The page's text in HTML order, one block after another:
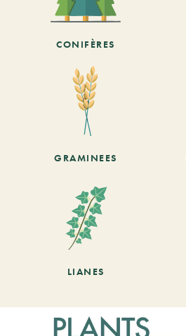
CONIFÈRES
GRAMINEES
LIANES